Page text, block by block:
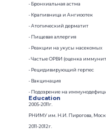
- Бронхиальная астма
- Крапивница и Ангиоотек
- Атопический дерматит
- Пищевая аллергия
- Реакции на укусы насекомых
- Частые ОРВИ (оценка
- Рецидивирующий герпес
- Вакцинация
- Подозрение на
Education
2005-2011г.
РНИМУ им. Н.И. Пирогова,
2011-2012г.